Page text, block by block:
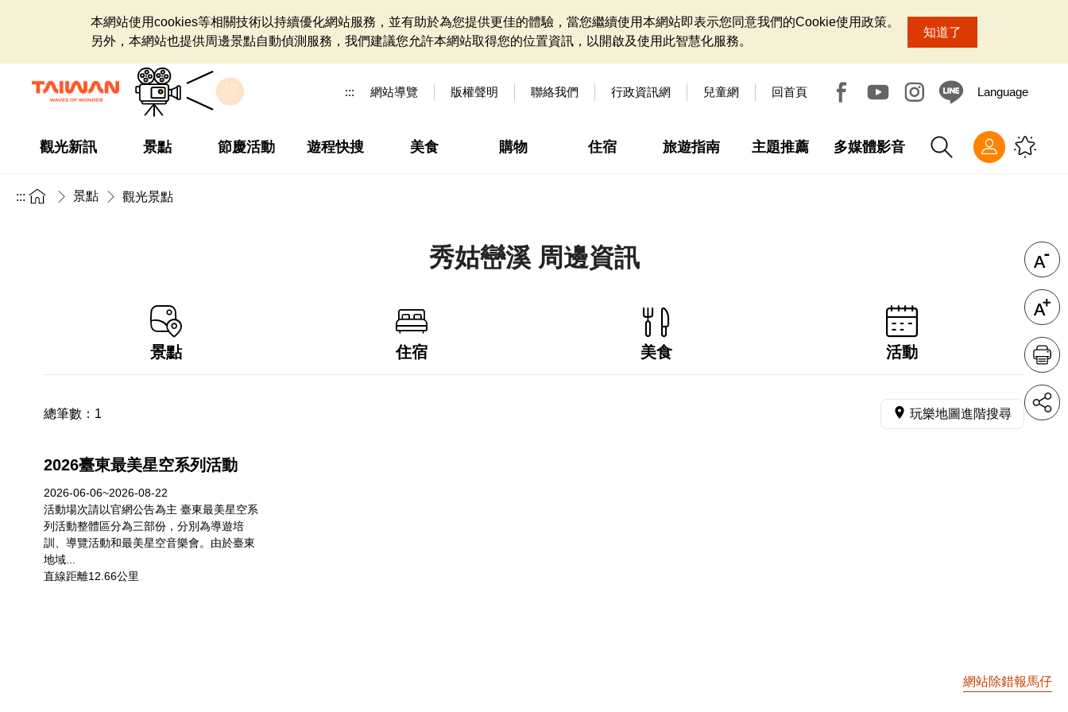
本網站使用cookies等相關技術以持續優化網站服務，並有助於為您提供更佳的體驗，當您繼續使用本網站即表示您同意我們的Cookie使用政策。
另外，本網站也提供周邊景點自動偵測服務，我們建議您允許本網站取得您的位置資訊，以開啟及使用此智慧化服務。
知道了
::: 網站導覽 版權聲明 聯絡我們 行政資訊網 兒童網 回首頁 Language
觀光新訊 景點 節慶活動 遊程快搜 美食 購物 住宿 旅遊指南 主題推薦 多媒體影音
::: 景點 觀光景點
秀姑巒溪 周邊資訊
景點 住宿 美食 活動
總筆數： 1 玩樂地圖進階搜尋
2026臺東最美星空系列活動
2026-06-06~2026-08-22
活動場次請以官網公告為主 臺東最美星空系
列活動整體區分為三部份，分別為導遊培
訓、導覽活動和最美星空音樂會。由於臺東
地域...
直線距離12.66公里
網站除錯報馬仔